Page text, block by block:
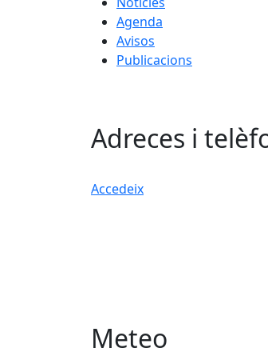
Agenda
Avisos
Publicacions
Adreces i
Accedeix
Meteo